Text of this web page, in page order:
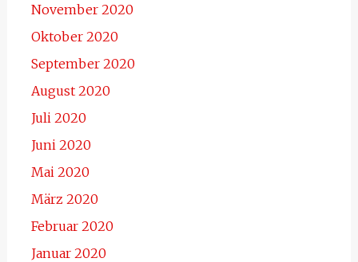
November 2020
Oktober 2020
September 2020
August 2020
Juli 2020
Juni 2020
Mai 2020
März 2020
Februar 2020
Januar 2020